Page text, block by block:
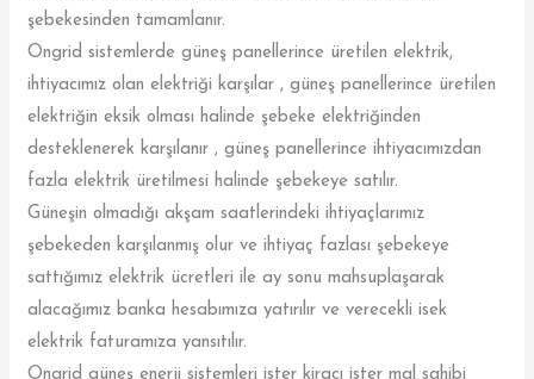
şebekesinden tamamlanır.
Ongrid sistemlerde güneş panellerince üretilen elektrik,
ihtiyacımız olan elektriği karşılar , güneş panellerince üretilen
elektriğin eksik olması halinde şebeke elektriğinden
desteklenerek karşılanır , güneş panellerince ihtiyacımızdan
fazla elektrik üretilmesi halinde şebekeye satılır.
Güneşin olmadığı akşam saatlerindeki ihtiyaçlarımız
şebekeden karşılanmış olur ve ihtiyaç fazlası şebekeye
sattığımız elektrik ücretleri ile ay sonu mahsuplaşarak
alacağımız banka hesabımıza yatırılır ve verecekli isek
elektrik faturamıza yansıtılır.
Ongrid güneş enerji sistemleri ister kiracı ister mal sahibi